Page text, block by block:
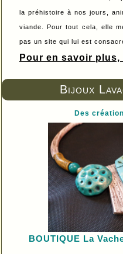
Bijoux
Des
BOUTIQUE La
la préhistoire à nos jours,
viande. Pour tout cela, elle
pas un site qui lui est
Pour en savoir